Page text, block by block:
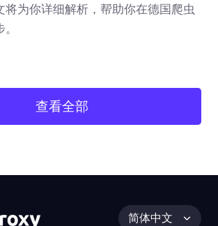
将为你详细解析，帮助你在德国爬虫
查看全部
简体中文